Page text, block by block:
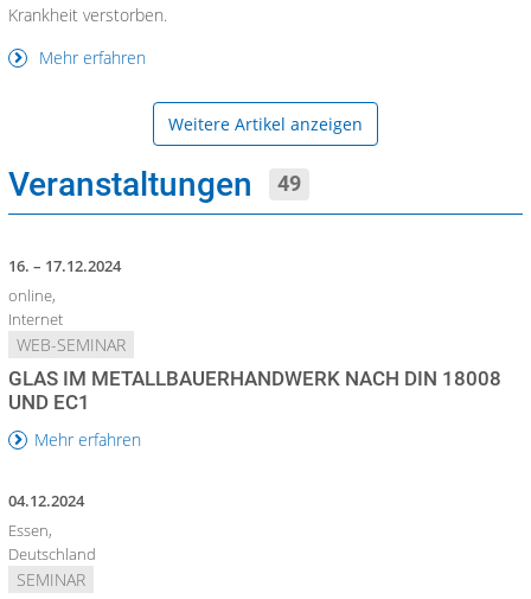
Krankheit verstorben.
Mehr erfahren
Weitere Artikel anzeigen
Veranstaltungen 49
16. – 17.12.2024
online,
Internet
WEB-SEMINAR
GLAS IM METALLBAUERHANDWERK NACH DIN 18008
UND EC1
Mehr erfahren
04.12.2024
Essen,
Deutschland
SEMINAR